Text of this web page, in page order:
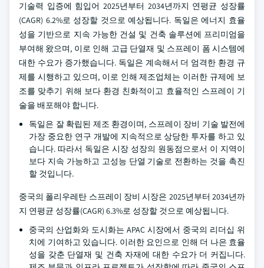
기술력 입증에 힘입어 2025년부터 2034년까지 연평균 성장률
(CAGR) 6.2%로 성장할 것으로 예상됩니다. 독일은 에너지 효율
성을 기반으로 지속 가능한 건설 및 건축 솔루션에 프리미엄을
부여해 왔으며, 이로 인해 고급 단열재 및 스프레이 폼 시스템에
대한 수요가 증가했습니다. 독일은 계속해서 더 엄격한 환경 규
제를 시행하고 있으며, 이로 인해 제조업체는 이러한 규제에 보
조를 맞추기 위해 보다 환경 친화적이고 효율적인 스프레이 기
술을 배포해야 합니다.
독일은 잘 확립된 제조 환경이며, 스프레이 장비 기술 발전에
가장 중요한 연구 개발에 지속적으로 상당한 투자를 하고 있
습니다. 따라서 독일은 시장 성장의 원동점으로서 이 지역이
보다 지속 가능하고 고성능 단열 기술로 전환하는 것을 촉진
할 것입니다.
중국의 폴리우레탄 스프레이 장비 시장은 2025년부터 2034년까
지 연평균 성장률(CAGR) 6.3%로 성장할 것으로 예상됩니다.
중국의 산업화와 도시화는 APAC 시장에서 중국의 리더십 위
치에 기여하고 있습니다. 이러한 요인으로 인해 더 나은 효율
성을 갖춘 단열재 및 건축 자재에 대한 수요가 더 커집니다.